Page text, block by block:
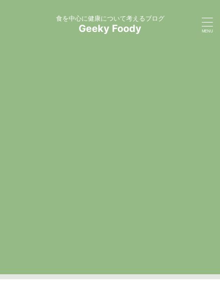
食を中心に健康について考えるブログ
Geeky Foody